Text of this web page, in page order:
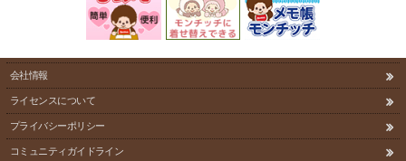
会社情報
ライセンスについて
プライバシーポリシー
コミュニティガイドライン